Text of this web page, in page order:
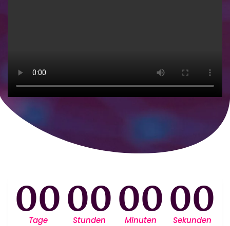
00
Tage
00
Stunden
00
Minuten
00
Sekunden